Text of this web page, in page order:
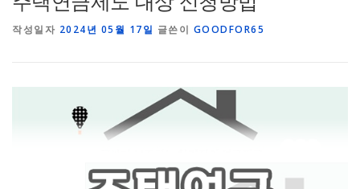
작성일자 2024년 05월 17일 글쓴이 GOODFOR65